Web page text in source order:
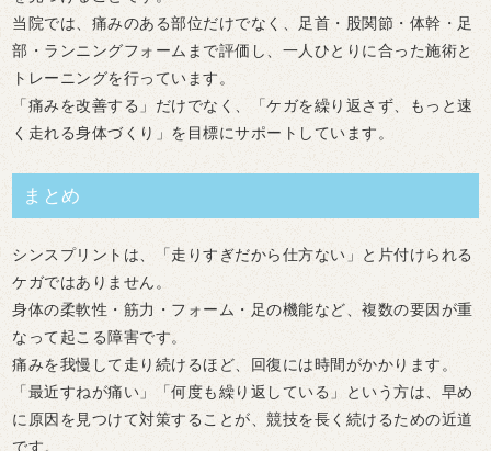
当院では、痛みのある部位だけでなく、 足首・股関節・体幹・足
部・ランニングフォームまで評価 し、一人ひとりに合った施術と
トレーニングを行っています。
「痛みを改善する」だけでなく、「ケガを繰り返さず、もっと速
く走れる身体づくり」を目標にサポートしています。
まとめ
シンスプリントは、「走りすぎだから仕方ない」と片付けられる
ケガではありません。
身体の柔軟性・筋力・フォーム・足の機能など、複数の要因が重
なって起こる障害です。
痛みを我慢して走り続けるほど、回復には時間がかかります。
「最近すねが痛い」「何度も繰り返している」という方は、早め
に原因を見つけて対策することが、競技を長く続けるための近道
です。